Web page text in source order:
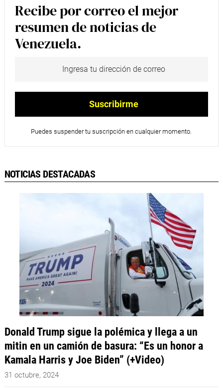
Recibe por correo el mejor
resumen de noticias de
Venezuela.
Puedes suspender tu suscripción en cualquier momento.
NOTICIAS DESTACADAS
Donald Trump sigue la polémica y llega a un
mitin en un camión de basura: “Es un honor a
Kamala Harris y Joe Biden” (+Video)
31 octubre, 2024